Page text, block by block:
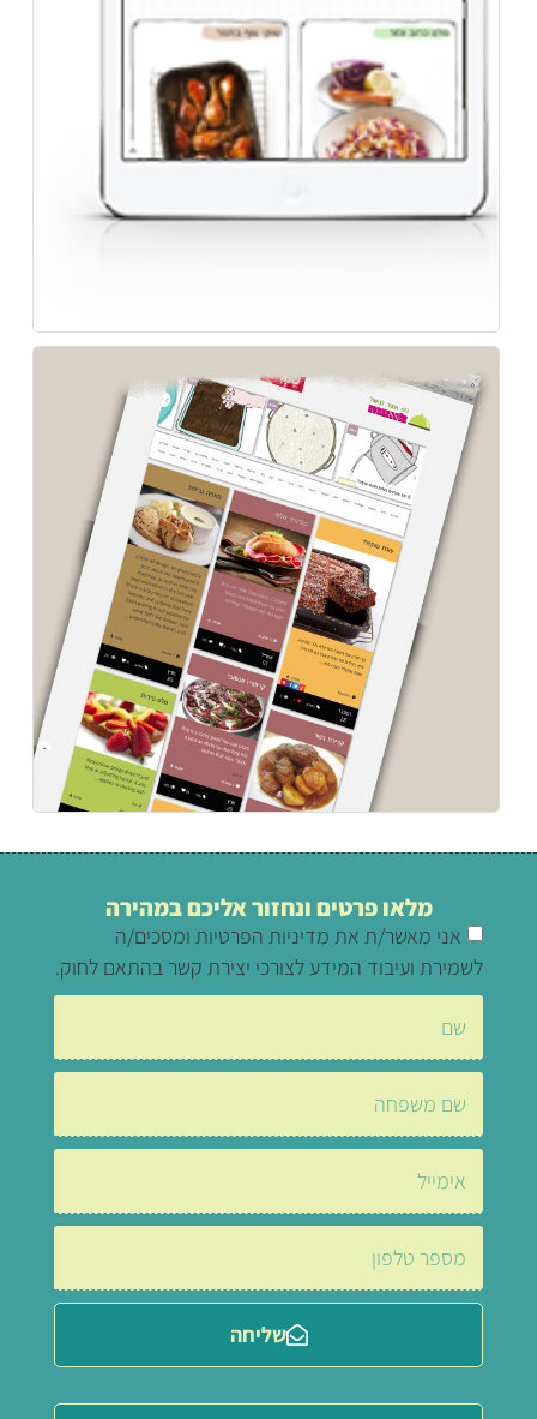
מלאו פרטים ונחזור אליכם במהירה
אני מאשר/ת את מדיניות הפרטיות ומסכים/ה
לשמירת ועיבוד המידע לצורכי יצירת קשר בהתאם לחוק.
שליחה